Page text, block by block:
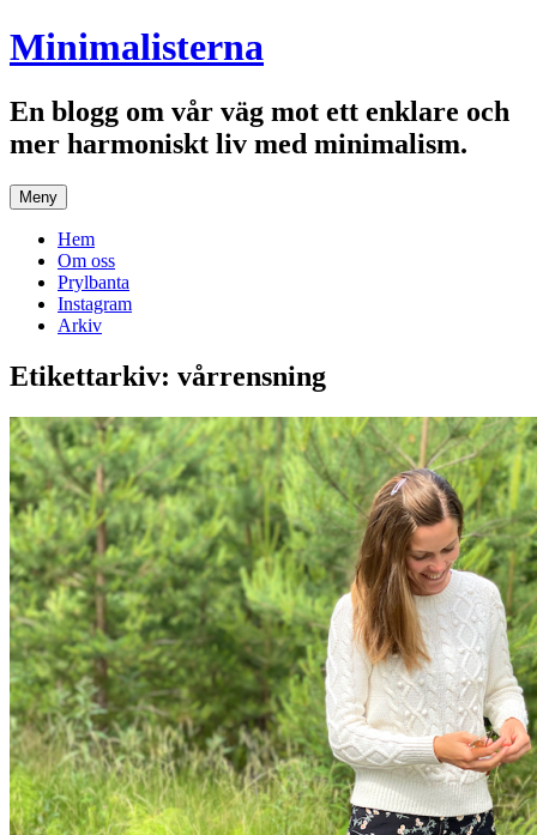
Hoppa
till
Minimalisterna
En blogg om vår väg mot ett enklare och
mer harmoniskt liv med minimalism.
Meny
Hem
Om oss
Prylbanta
Instagram
Arkiv
Etikettarkiv: vårrensning